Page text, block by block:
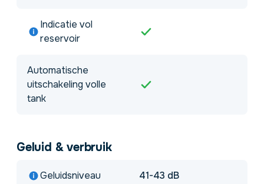
Indicatie vol
reservoir
Automatische
uitschakeling volle
tank
Geluid & verbruik
Geluidsniveau 41-43 dB